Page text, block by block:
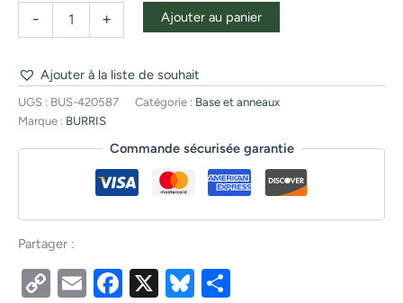
- + Ajouter au panier
Ajouter à la liste de souhait
UGS : BUS-420587 Catégorie : Base et anneaux
Marque : BURRIS
Commande sécurisée garantie
Partager :
CopyEmailFacebook
X Bluesky